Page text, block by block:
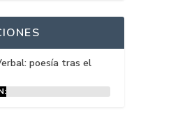
poesía tras el